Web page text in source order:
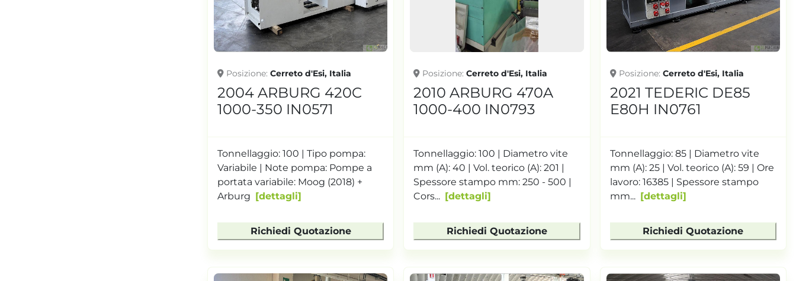
Posizione Cerreto d'Esi, Italia
2004 ARBURG 420C
1000-350 IN0571
Tonnellaggio: 100 | Tipo pompa:
Variabile | Note pompa: Pompe a
portata variabile: Moog (2018) +
Arburg
dettagli
Richiedi Quotazione
Posizione Cerreto d'Esi, Italia
2010 ARBURG 470A
1000-400 IN0793
Tonnellaggio: 100 | Diametro vite
mm (A): 40 | Vol. teorico (A): 201 |
Spessore stampo mm: 250 - 500 |
Cors...
dettagli
Richiedi Quotazione
Posizione Cerreto d'Esi, Italia
2021 TEDERIC DE85
E80H IN0761
Tonnellaggio: 85 | Diametro vite
mm (A): 25 | Vol. teorico (A): 59 | Ore
lavoro: 16385 | Spessore stampo
mm...
dettagli
Richiedi Quotazione